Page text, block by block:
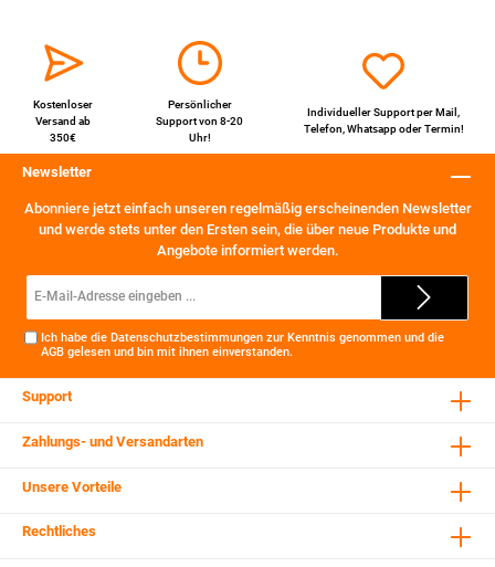
Kostenloser
Versand ab
350€
Persönlicher
Support von 8-20
Uhr!
Individueller Support perMail,
Telefon,WhatsappoderTermin!
Newsletter
Abonniere jetzt einfach unseren regelmäßig erscheinenden Newsletter
und werde stets unter den Ersten sein, die über neue Produkte und
Angebote informiert werden.
Ich habe die Datenschutzbestimmungen zur Kenntnis genommen und die
AGB gelesen und bin mit ihnen einverstanden.
Support
Zahlungs- und Versandarten
Unsere Vorteile
Rechtliches